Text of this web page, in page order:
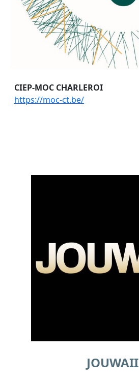
CIEP-MOC CHARLEROI
https://moc-ct.be/
JOUWAII